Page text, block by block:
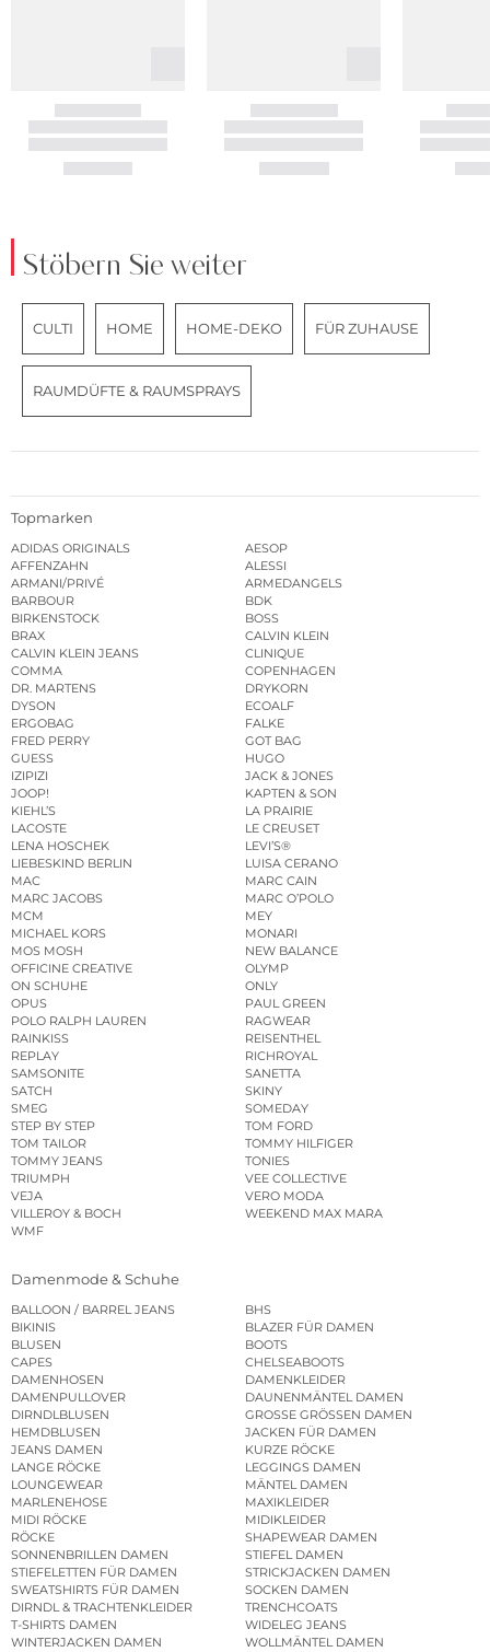
Stöbern Sie weiter
CULTI HOME HOME-DEKO FÜR ZUHAUSE
RAUMDÜFTE & RAUMSPRAYS
Topmarken
ADIDAS ORIGINALS
AESOP
AFFENZAHN
ALESSI
ARMANI/PRIVÉ
ARMEDANGELS
BARBOUR
BDK
BIRKENSTOCK
BOSS
BRAX
CALVIN KLEIN
CALVIN KLEIN JEANS
CLINIQUE
COMMA
COPENHAGEN
DR. MARTENS
DRYKORN
DYSON
ECOALF
ERGOBAG
FALKE
FRED PERRY
GOT BAG
GUESS
HUGO
IZIPIZI
JACK & JONES
JOOP!
KAPTEN & SON
KIEHL’S
LA PRAIRIE
LACOSTE
LE CREUSET
LENA HOSCHEK
LEVI’S®
LIEBESKIND BERLIN
LUISA CERANO
MAC
MARC CAIN
MARC JACOBS
MARC O’POLO
MCM
MEY
MICHAEL KORS
MONARI
MOS MOSH
NEW BALANCE
OFFICINE CREATIVE
OLYMP
ON SCHUHE
ONLY
OPUS
PAUL GREEN
POLO RALPH LAUREN
RAGWEAR
RAINKISS
REISENTHEL
REPLAY
RICHROYAL
SAMSONITE
SANETTA
SATCH
SKINY
SMEG
SOMEDAY
STEP BY STEP
TOM FORD
TOM TAILOR
TOMMY HILFIGER
TOMMY JEANS
TONIES
TRIUMPH
VEE COLLECTIVE
VEJA
VERO MODA
VILLEROY & BOCH
WEEKEND MAX MARA
WMF
Damenmode & Schuhe
BALLOON / BARREL JEANS
BHS
BIKINIS
BLAZER FÜR DAMEN
BLUSEN
BOOTS
CAPES
CHELSEABOOTS
DAMENHOSEN
DAMENKLEIDER
DAMENPULLOVER
DAUNENMÄNTEL DAMEN
DIRNDLBLUSEN
GROSSE GRÖSSEN DAMEN
HEMDBLUSEN
JACKEN FÜR DAMEN
JEANS DAMEN
KURZE RÖCKE
LANGE RÖCKE
LEGGINGS DAMEN
LOUNGEWEAR
MÄNTEL DAMEN
MARLENEHOSE
MAXIKLEIDER
MIDI RÖCKE
MIDIKLEIDER
RÖCKE
SHAPEWEAR DAMEN
SONNENBRILLEN DAMEN
STIEFEL DAMEN
STIEFELETTEN FÜR DAMEN
STRICKJACKEN DAMEN
SWEATSHIRTS FÜR DAMEN
SOCKEN DAMEN
DIRNDL & TRACHTENKLEIDER
TRENCHCOATS
T-SHIRTS DAMEN
WIDELEG JEANS
WINTERJACKEN DAMEN
WOLLMÄNTEL DAMEN